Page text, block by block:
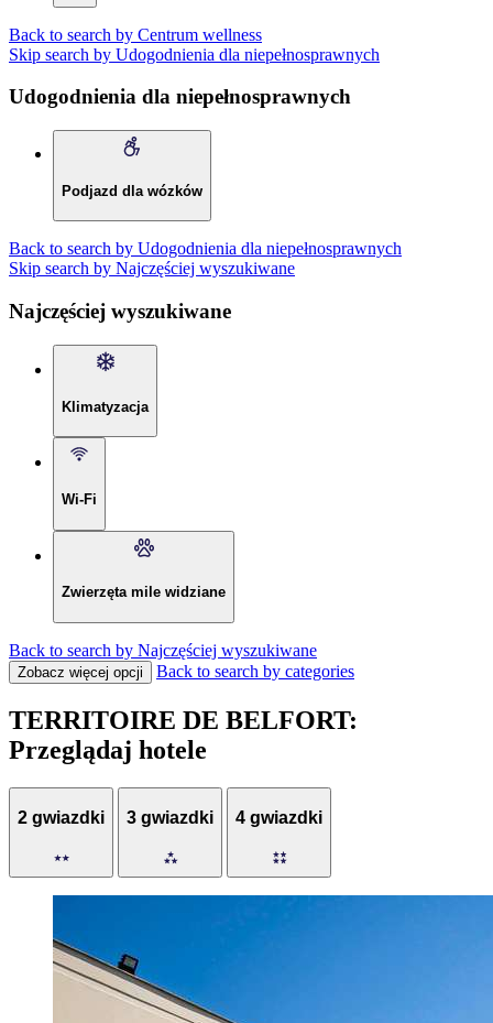
Back to search by Centrum wellness
Skip search by Udogodnienia dla niepełnosprawnych
Udogodnienia dla niepełnosprawnych
Podjazd dla wózków
Back to search by Udogodnienia dla niepełnosprawnych
Skip search by Najczęściej wyszukiwane
Najczęściej wyszukiwane
Klimatyzacja
Wi-Fi
Zwierzęta mile widziane
Back to search by Najczęściej wyszukiwane
Zobacz więcej opcji Back to search by categories
TERRITOIRE DE BELFORT:
Przeglądaj hotele
2 gwiazdki 3 gwiazdki 4 gwiazdki